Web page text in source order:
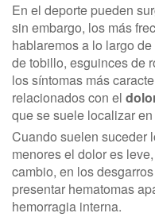
En el deporte pueden
sin embargo, los más
hablaremos a lo largo
de tobillo, esguinces de
los síntomas más
relacionados con el
que se suele localizar
Cuando suelen suceder
menores el dolor es
cambio, en los
presentar hematomas
hemorragia interna.